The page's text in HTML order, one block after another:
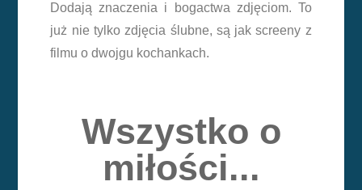
Dodają znaczenia i bogactwa zdjęciom. To
już nie tylko zdjęcia ślubne, są jak screeny z
filmu o dwojgu kochankach.
Wszystko o
miłości...